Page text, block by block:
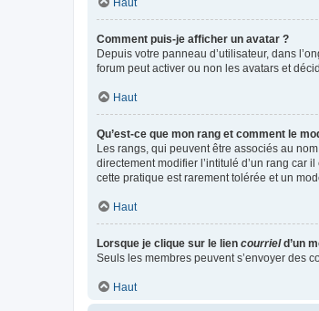
Comment puis-je afficher un avatar ?
Depuis votre panneau d’utilisateur, dans
forum peut activer ou non les avatars et
Haut
Qu’est-ce que mon rang et comment le
Les rangs, qui peuvent être associés au
directement modifier l’intitulé d’un rang car
cette pratique est rarement tolérée et un
Haut
Lorsque je clique sur le lien courrield’un
Seuls les membres peuvent s’envoyer des
Haut